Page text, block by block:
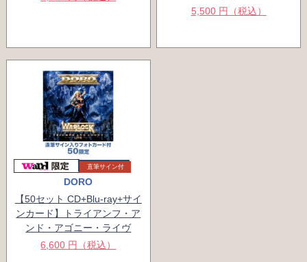
5,500 円（税込）
直筆サイン付
DORO
【50セット CD+Blu-ray+サイ
ンカード】トライアンフ・ア
ンド・アゴニー・ライヴ
6,600 円（税込）